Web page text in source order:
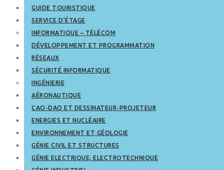
GUIDE TOURISTIQUE
SERVICE D’ÉTAGE
INFORMATIQUE – TÉLÉCOM
DÉVELOPPEMENT ET PROGRAMMATION
RÉSEAUX
SÉCURITÉ INFORMATIQUE
INGÉNIERIE
AÉRONAUTIQUE
CAO-DAO ET DESSINATEUR-PROJETEUR
ENERGIES ET NUCLÉAIRE
ENVIRONNEMENT ET GÉOLOGIE
GÉNIE CIVIL ET STRUCTURES
GÉNIE ELECTRIQUE, ELECTROTECHNIQUE